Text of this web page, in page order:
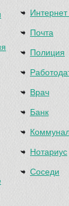
Интернет
Почта
Полиция
Врач
Банк
Нотариус
Соседи